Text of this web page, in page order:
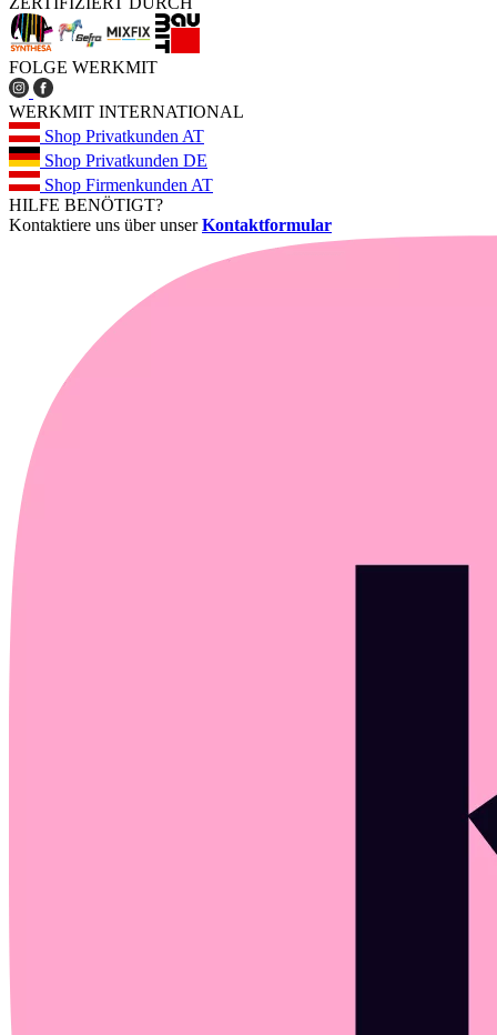
FOLGE WERKMIT
WERKMIT INTERNATIONAL
Shop Privatkunden AT
Shop Privatkunden DE
Shop Firmenkunden AT
HILFE BENÖTIGT?
Kontaktiere uns über unserKontaktformular